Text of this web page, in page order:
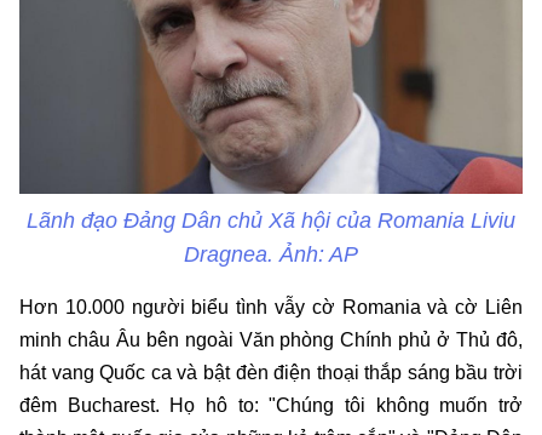
Lãnh đạo Đảng Dân chủ Xã hội của Romania Liviu
Dragnea. Ảnh: AP
Hơn 10.000 người biểu tình vẫy cờ Romania và cờ Liên
minh châu Âu bên ngoài Văn phòng Chính phủ ở Thủ đô,
hát vang Quốc ca và bật đèn điện thoại thắp sáng bầu trời
đêm Bucharest. Họ hô to: "Chúng tôi không muốn trở